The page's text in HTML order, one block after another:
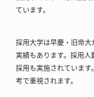
ています。
採用大学は早慶・旧帝
実績もあります。採用人
採用も実施されていま
考で重視されます。